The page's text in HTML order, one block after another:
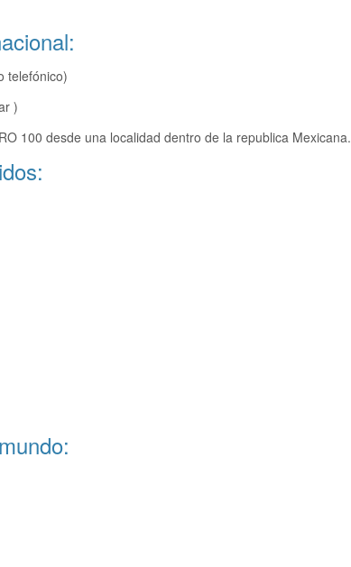
telefónico)
)
100 desde una localidad dentro de la republica Mexicana.